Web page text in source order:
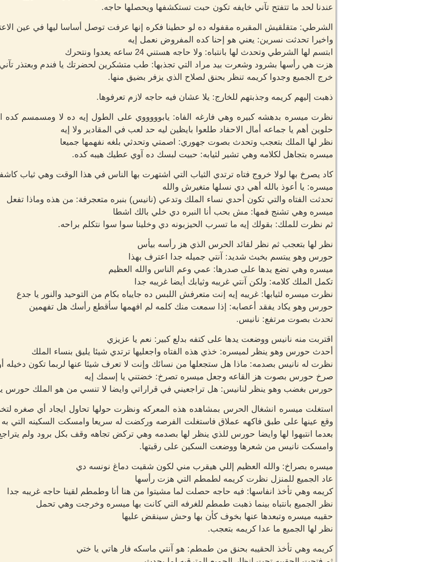
عندنا لحد ما تتفتح تآني خايفه تكون حبت تستكشفها ويحصلها حاجه.
الشرطي: متقلقيش المقبره مقفوله ده لو حطينا فكره إنها عرفت توصل أساسا ليها في عين
واخيرا تحدثت نسرين: يعني هو إحنا كده المفروض نعمل إيه
ابتسم لها الشرطي وتحدث لها بانتباه: ولا حاجه هستني 24 ساعه يعدوا ونتحرك
هزت هي رأسها بشرود وشعرت بيد مراد التي تجذبها: طب متشكرين لحضرتك يا فندم وبعتذر
خرج الجميع وجدوا كريمه تنظر بحنق لصلاح الذي يزفر بضيق منها.
ذهبت إليهم كريمه وجذبتهم للخارج: يلا عشان فيه حاجه لازم تعرفوها.
نظرت ميسره بدهشه كبيره وهي فارغه الفاه: يابوووووي على الطول إيه ده لا ومسمسم كده
حلوين أهم يا جماعه أمال الاحفاد طلعوا بايظين ليه حد لعب في المقادير ولا إيه
نظر لها الملك بتعجب وتحدث بصوت جهوري: اصمتي وتحدثي بلغه نفهمها جميعا
ميسره بتجاهل لكلامه وهي تشير لثيابه: حبيت لبسك ده آوي عطيك هيبه كده.
كاد يصرخ بها لولا خروج فتاه ترتدي الثياب التي اشتهرت بها الناس في هذا الوقت وهي ثياب كاشفه
ميسره: يا أعوذ بالله أهي دي نسلها متغيرش والله
تحدثت الفتاه والتي تكون أحدي نساء الملك وتدعي (نانيس) بنبره متعجرفة: من هذه وماذا تفعل
ميسره وهي تشنج فمها: مش بحب أنا النبره دي خلي بالك اشطا
ثم نظرت للملك: بقولك إيه ما تسرب الحيزبونه دي وخلينا سوا سوا نتكلم براحه.
نظر لها بتعجب ثم نظر لقائد الحرس الذي هز رأسه بيأس
حورس وهو يبتسم بخبث شديد: آنتي جميله جدا اعترف بهذا
ميسره وهي تضع يدها على صدرها: عمي وعم الناس والله العظيم
تكمل الملك كلامه: ولكن آنتي غريبه وثيابك أيضا غريبه جدا
نظرت ميسره لثيابها: غريبه إيه إنت متعرفش اللبس ده جايباه بكام من التوحيد والنور يا جدع
حورس وهو يكاد يفقد أعصابه: إذا سمعت منك كلمه لم افهمها سأقطع رأسك هل تفهمين
تحدث بصوت مرتفع: نانيس.
اقتربت منه نانيس ووضعت يدها على كتفه بدلع كبير: نعم يا عزيزي
أحدث حورس وهو ينظر لميسره: خذي هذه الفتاه واجعليها ترتدي شيئا يليق بنساء الملك
نظرت له نانيس بصدمه: ماذا هل ستجعلها من نسائك وإنت لا تعرف شيئا عنها لربما تكون
صرخ حورس بصوت هز القاعه وجعل ميسره تصرخ: خضتني يا إسمك إيه
حورس بغضب وهو ينظر لنانيس: هل تراجعيني في قراراتي وايضا لا تنسي من هو الملك حورس
استغلت ميسره انشغال الحرس بمشاهده هذه المعركه ونظرت حولها تحاول ايجاد أي صغره
وقع عينها على طبق فاكهه عملاق فاستغلت الفرصه وركضت له سريعا وامسكت السكينه
بعدما انتبهوا لها وايضا حورس للذي ينظر لها بصدمه وهي تركض تجاهه وقف بكل برود ولم
وامسكت نانيس من شعرها ووضعت السكين على رقبتها.
ميسره بصراخ: والله العظيم إللي هيقرب مني لكون شقيت دماغ نونسه دي
عاد الجميع للمنزل نظرت كريمه لطمطم التي هزت رأسها
كريمه وهي تأخذ انفاسها: فيه حاجه حصلت لما مشيتوا من هنا أنا وطمطم لقينا حاجه غريبه جدا
نظر الجميع بانتباه بينما ذهبت طمطم للغرفه التي كانت بها ميسره وخرجت وهي تحمل
حقيبه ميسره وتبعدها عنها بخوف كأن بها وحش سينقض عليها
نظر لها الجميع ما عدا كريمه بتعجب.
كريمه وهي تأخذ الحقيبه بحنق من طمطم: هو آنتي ماسكه فار هاتي يا ختي